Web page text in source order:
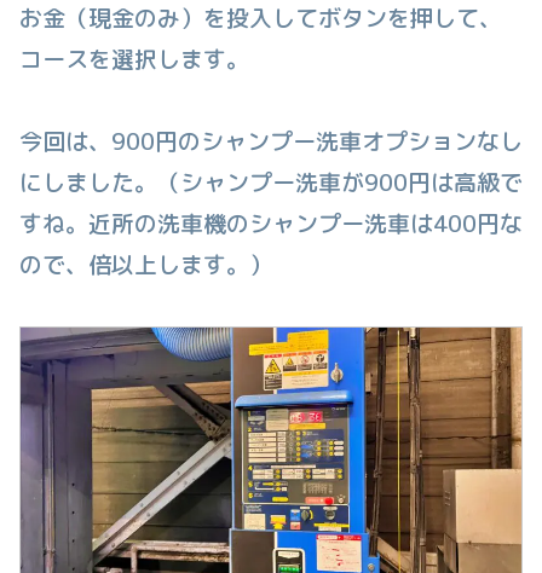
お金（現金のみ）を投入してボタンを押して、
コースを選択します。
今回は、900円のシャンプー洗車オプションなし
にしました。（シャンプー洗車が900円は高級で
すね。近所の洗車機のシャンプー洗車は400円な
ので、倍以上します。）